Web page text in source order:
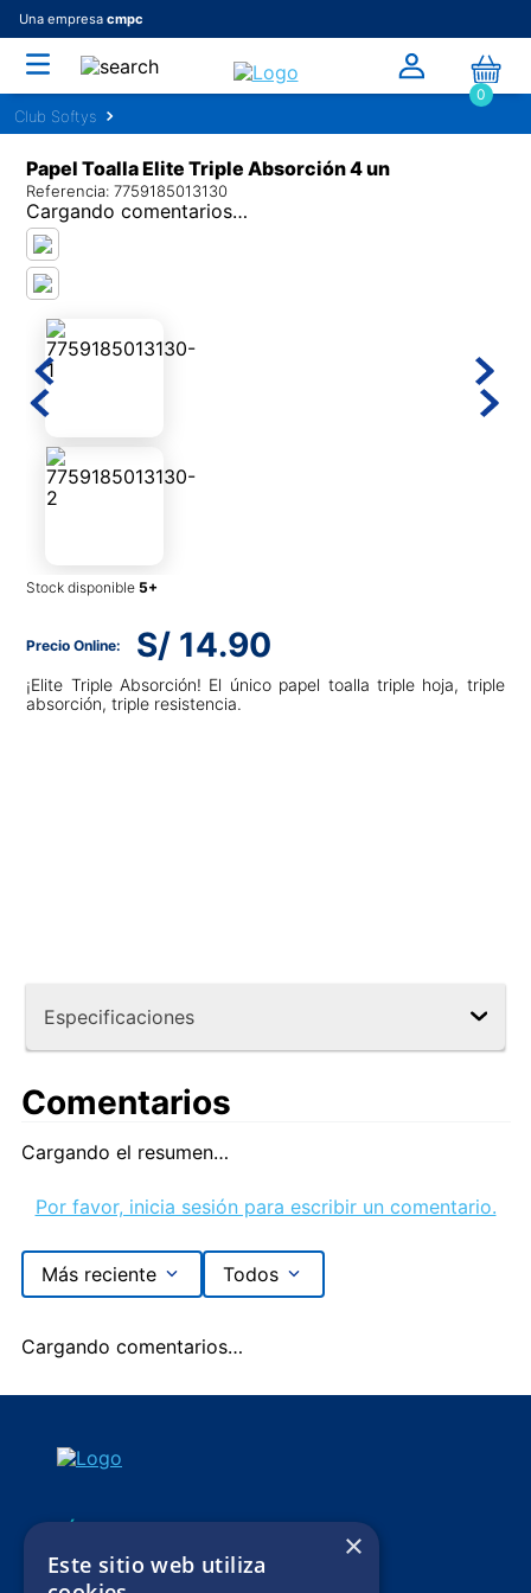
Una empresa cmpc
0
Papel Toalla Elite Triple Absorción 4 un
Referencia:7759185013130
Cargando comentarios…
Stock disponible
S/ 14.90
¡Elite Triple Absorción! El único papel toalla triple hoja, triple
absorción, triple resistencia.
Especificaciones
Comentarios
Cargando el resumen…
Por favor, inicia sesión para escribir un comentario.
Más reciente Todos
Cargando comentarios…
Mis pedidos
×
Este sitio web utiliza